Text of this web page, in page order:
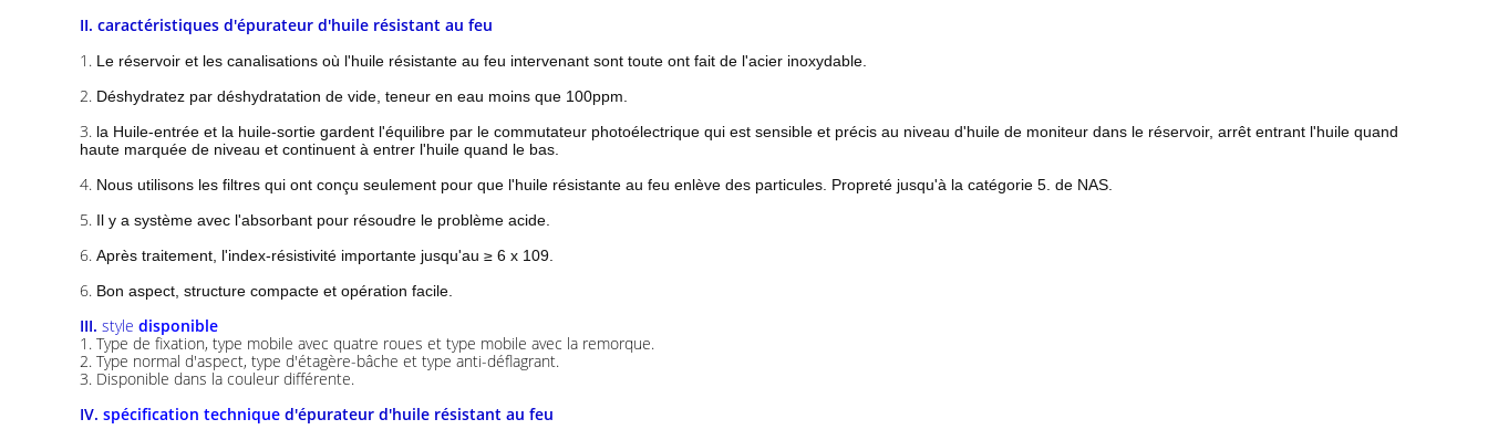
II. caractéristiques d'épurateur d'huile résistant au feu
1. Le réservoir et les canalisations où l'huile résistante au feu intervenant sont toute ont fait de l'acier inoxydable.
2. Déshydratez par déshydratation de vide, teneur en eau moins que 100ppm.
3. la Huile-entrée et la huile-sortie gardent l'équilibre par le commutateur photoélectrique qui est sensible et précis au niveau d'huile de moniteur dans le réservoir, arrêt entrant l'huile quand
haute marquée de niveau et continuent à entrer l'huile quand le bas.
4. Nous utilisons les filtres qui ont conçu seulement pour que l'huile résistante au feu enlève des particules. Propreté jusqu'à la catégorie 5. de NAS.
5. Il y a système avec l'absorbant pour résoudre le problème acide.
6. Après traitement, l'index-résistivité importante jusqu'au ≥ 6 x 109.
6. Bon aspect, structure compacte et opération facile.
III. style disponible
1. Type de fixation, type mobile avec quatre roues et type mobile avec la remorque.
2. Type normal d'aspect, type d'étagère-bâche et type anti-déflagrant.
3. Disponible dans la couleur différente.
IV. spécification technique d'épurateur d'huile résistant au feu